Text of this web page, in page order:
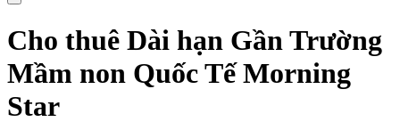
Cho thuê Dài hạn Gần Trường
Mầm non Quốc Tế Morning
Star